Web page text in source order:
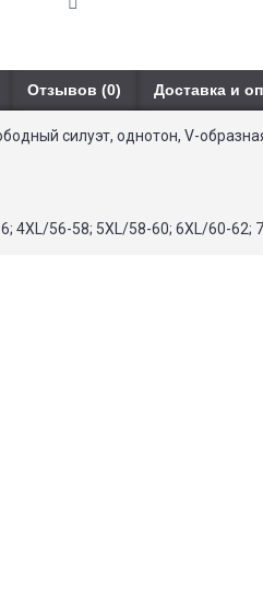
Отзывов (0) Доставка и
силуэт, однотон, V-
4XL/56-58; 5XL/58-60; 6XL/60-62;